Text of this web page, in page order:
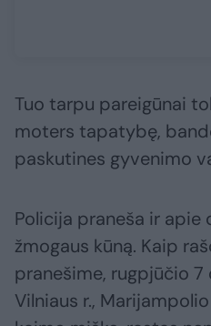
Tuo tarpu pareigūnai
moters tapatybę,
paskutines gyvenimo
Policija praneša ir apie
žmogaus kūną. Kaip
pranešime, rugpjūčio 7
Vilniaus r.,